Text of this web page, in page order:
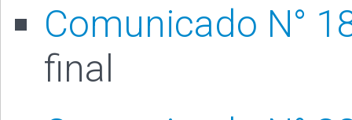
Comunicado N°
final